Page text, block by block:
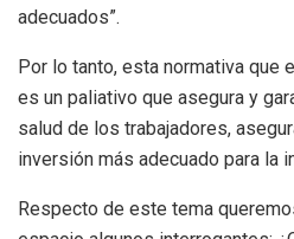
adecuados”.
Por lo tanto, esta normativa que
es un paliativo que asegura y
salud de los trabajadores,
inversión más adecuado para la
Respecto de este tema